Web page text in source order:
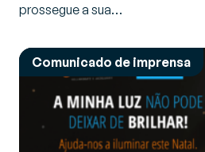
prossegue a sua…
Comunicado de imprensa